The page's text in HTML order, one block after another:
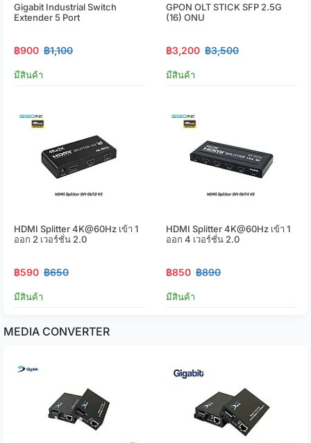
Gigabit Industrial Switch
Extender 5 Port
฿900 ฿1,100
มีสินค้า
GPON OLT STICK SFP 2.5G
(16) ONU
฿3,200 ฿3,500
มีสินค้า
HDMI Splitter 4K@60Hz เข้า 1
ออก 2 เวอร์ชั่น 2.0
฿590 ฿650
มีสินค้า
HDMI Splitter 4K@60Hz เข้า 1
ออก 4 เวอร์ชั่น 2.0
฿850 ฿890
มีสินค้า
MEDIA CONVERTER